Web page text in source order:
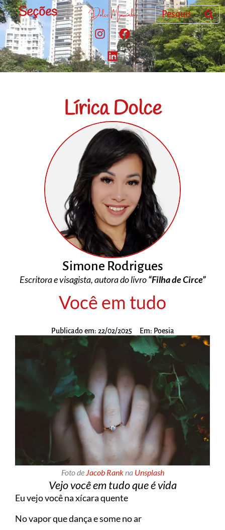
Seções
Lírica Dolce
Simone Rodrigues
Escritora e visagista, autora do livro“Filha de Circe”
Você em tudo
Publicado em: 22/02/2025 Em: Poesia
Foto de Jacob Rankna Unsplash
Vejo você em tudo que é vida
Eu vejo você na xícara quente
No vapor que dança e some no ar